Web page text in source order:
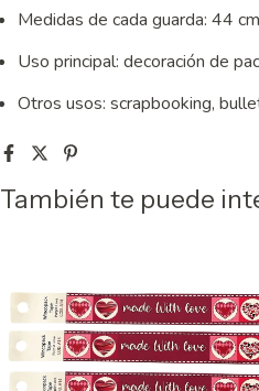
Medidas de cada guarda: 44
Uso principal: decoración de
Otros usos: scrapbooking,
También te puede